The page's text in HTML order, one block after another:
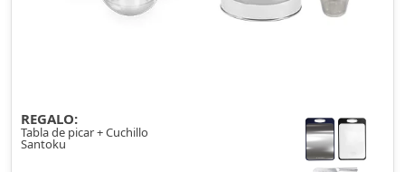
REGALO:
Tabla de picar + Cuchillo
Santoku